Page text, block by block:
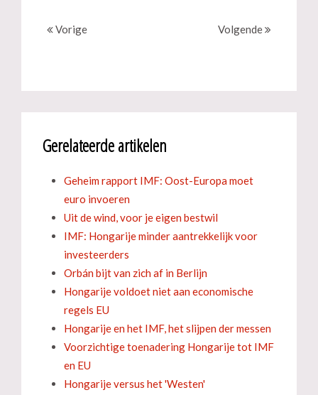
Vorige Volgende
Gerelateerde artikelen
Geheim rapport IMF: Oost-Europa moet
euro invoeren
Uit de wind, voor je eigen bestwil
IMF: Hongarije minder aantrekkelijk voor
investeerders
Orbán bijt van zich af in Berlijn
Hongarije voldoet niet aan economische
regels EU
Hongarije en het IMF, het slijpen der messen
Voorzichtige toenadering Hongarije tot IMF
en EU
Hongarije versus het 'Westen'